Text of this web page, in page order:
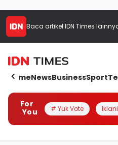
Baca artikel IDN Times
HomeNewsBusinessSport
For
You
# Yuk Vote